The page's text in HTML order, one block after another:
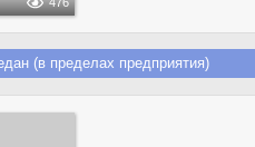
(в пределах предприятия)